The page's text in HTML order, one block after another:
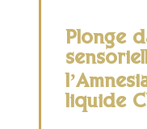
Plonge
liquide